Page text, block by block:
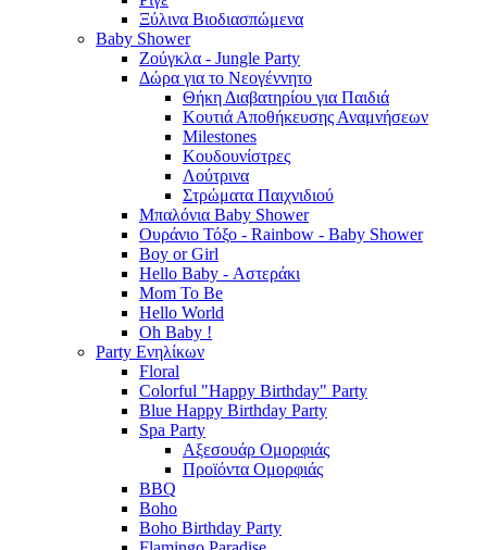
Ξύλινα Βιοδιασπώμενα
Baby Shower
Ζούγκλα - Jungle Party
Δώρα για το Νεογέννητο
Θήκη Διαβατηρίου για Παιδιά
Κουτιά Αποθήκευσης Αναμνήσεων
Milestones
Κουδουνίστρες
Λούτρινα
Στρώματα Παιχνιδιού
Μπαλόνια Baby Shower
Ουράνιο Τόξο - Rainbow - Baby Shower
Boy or Girl
Hello Baby - Αστεράκι
Mom To Be
Hello World
Oh Baby !
Party Ενηλίκων
Floral
Colorful "Happy Birthday" Party
Blue Happy Birthday Party
Spa Party
Αξεσουάρ Ομορφιάς
Προϊόντα Ομορφιάς
BBQ
Boho
Boho Birthday Party